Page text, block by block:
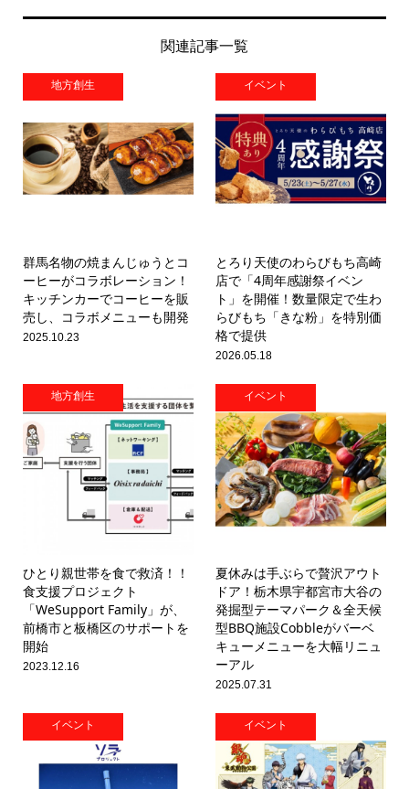
関連記事一覧
地方創生
群馬名物の焼まんじゅうとコ
ーヒーがコラボレーション！
キッチンカーでコーヒーを販
売し、コラボメニューも開発
2025.10.23
イベント
とろり天使のわらびもち高崎
店で「4周年感謝祭イベン
ト」を開催！数量限定で生わ
らびもち「きな粉」を特別価
格で提供
2026.05.18
地方創生
ひとり親世帯を食で救済！！
食支援プロジェクト
「WeSupport Family」が、
前橋市と板橋区のサポートを
開始
2023.12.16
イベント
夏休みは手ぶらで贅沢アウト
ドア！栃木県宇都宮市大谷の
発掘型テーマパーク＆全天候
型BBQ施設Cobbleがバーベ
キューメニューを大幅リニュ
ーアル
2025.07.31
イベント イベント